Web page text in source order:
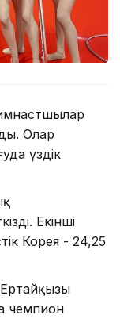
Олар
үздік
Екінші
Корея - 24,25
Ертайқызы
чемпион